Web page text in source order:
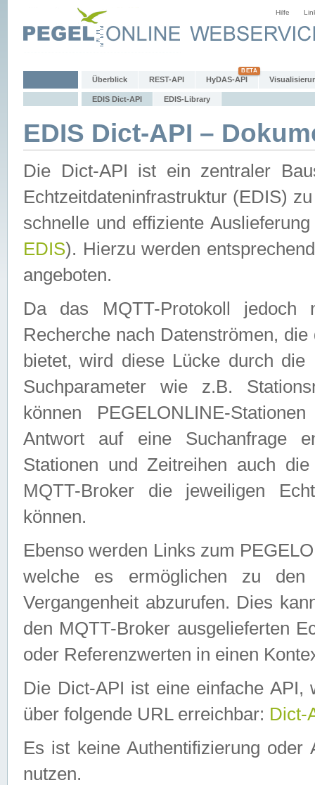
Hilfe
Überblick REST-API HyDAS-API
EDIS Dict-API EDIS-Library
EDIS Dict-API –
Die Dict-API ist ein zentraler
Echtzeitdateninfrastruktur (EDIS)
schnelle und effiziente
EDIS). Hierzu werden
angeboten.
Da das MQTT-Protokoll jedoch
Recherche nach Datenströmen,
bietet, wird diese Lücke durch die
Suchparameter wie z.B.
können PEGELONLINE-
Antwort auf eine Suchanfrage
Stationen und Zeitreihen auch
MQTT-Broker die jeweiligen
können.
Ebenso werden Links zum
welche es ermöglichen zu den
Vergangenheit abzurufen. Dies
den MQTT-Broker ausgelieferten
oder Referenzwerten in einen
Die Dict-API ist eine einfache API,
über folgende URL erreichbar: Dict-
Es ist keine Authentifizierung
nutzen.